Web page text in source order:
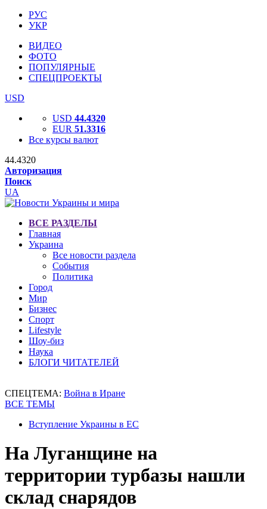
РУС
УКР
ВИДЕО
ФОТО
ПОПУЛЯРНЫЕ
СПЕЦПРОЕКТЫ
USD
USD 44.4320
EUR 51.3316
Все курсы валют
44.4320
Авторизация
Поиск
UA
ВСЕ РАЗДЕЛЫ
Главная
Украина
Все новости раздела
События
Политика
Город
Мир
Бизнес
Спорт
Lifestyle
Шоу-биз
Наука
БЛОГИ ЧИТАТЕЛЕЙ
СПЕЦТЕМА: Война в Иране
ВСЕ ТЕМЫ
Вступление Украины в ЕС
На Луганщине на
территории турбазы нашли
склад снарядов